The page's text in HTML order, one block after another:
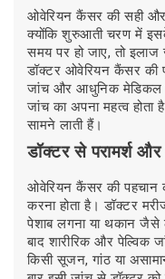
ओवेरियन कैंसर की सही और
क्योंकि शुरुआती चरण में
समय पर हो जाए, तो
डॉक्टर ओवेरियन कैंसर की
जांच और आधुनिक मेडिकल
जांच का अपना महत्व होता
सामने लाती हैं।
डॉक्टर से परामर्श और
ओवेरियन कैंसर की पहचान
करना होता है। डॉक्टर
पेशाब लगना या थकान जैसे
बाद शारीरिक और
किसी सूजन, गांठ या